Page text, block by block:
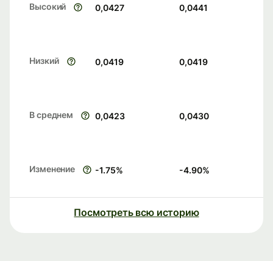
Высокий 0,0427 0,0441
Низкий 0,0419 0,0419
В среднем 0,0423 0,0430
Изменение -1.75% -4.90%
Посмотреть всю историю